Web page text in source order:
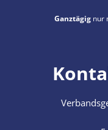
Ganztägig nur